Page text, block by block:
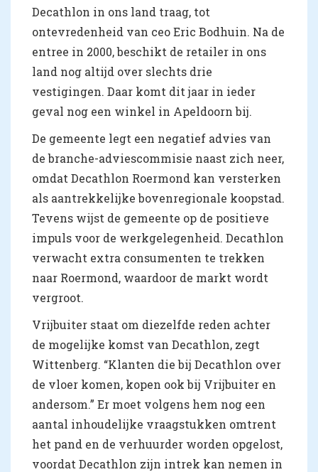
Decathlon in ons land traag, tot
ontevredenheid van ceo Eric Bodhuin. Na de
entree in 2000, beschikt de retailer in ons
land nog altijd over slechts drie
vestigingen. Daar komt dit jaar in ieder
geval nog een winkel in Apeldoorn bij.
De gemeente legt een negatief advies van
de branche-adviescommisie naast zich neer,
omdat Decathlon Roermond kan versterken
als aantrekkelijke bovenregionale koopstad.
Tevens wijst de gemeente op de positieve
impuls voor de werkgelegenheid. Decathlon
verwacht extra consumenten te trekken
naar Roermond, waardoor de markt wordt
vergroot.
Vrijbuiter staat om diezelfde reden achter
de mogelijke komst van Decathlon, zegt
Wittenberg. “Klanten die bij Decathlon over
de vloer komen, kopen ook bij Vrijbuiter en
andersom.” Er moet volgens hem nog een
aantal inhoudelijke vraagstukken omtrent
het pand en de verhuurder worden opgelost,
voordat Decathlon zijn intrek kan nemen in